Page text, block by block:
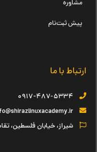
مشاوره
پیش ثبت‌نام
ارتباط با ما
۰۹۱۷-۴۸۷-۵۳۳۴
شیراز، خیابان فلسطین،